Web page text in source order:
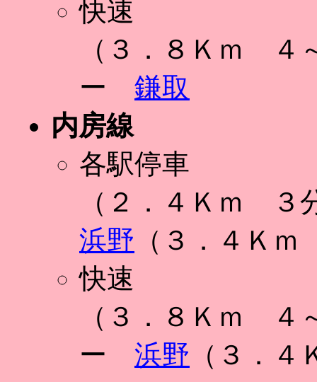
快速
（３．８Ｋｍ ４
ー 鎌取
内房線
各駅停車
（２．４Ｋｍ ３
浜野 （３．４Ｋ
快速
（３．８Ｋｍ ４
ー 浜野 （３．